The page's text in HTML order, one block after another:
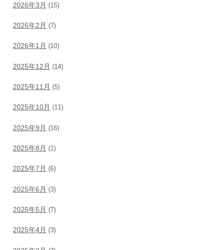
2026年3月 (15)
2026年2月 (7)
2026年1月 (10)
2025年12月 (14)
2025年11月 (5)
2025年10月 (11)
2025年9月 (16)
2025年8月 (1)
2025年7月 (6)
2025年6月 (3)
2025年5月 (7)
2025年4月 (3)